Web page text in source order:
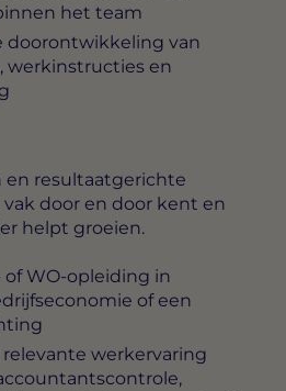
het team
doorontwikkeling van
werkinstructies en
en resultaatgerichte
door en door kent en
helpt groeien.
of WO-opleiding in
of een
relevante werkervaring